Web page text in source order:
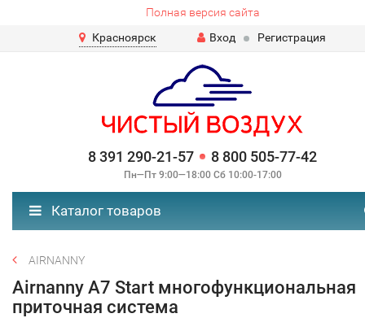
Полная версия сайта
Красноярск
Вход Регистрация
8 391 290-21-57 8 800 505-77-42
Пн—Пт 9:00—18:00 Сб 10:00-17:00
Каталог товаров
AIRNANNY
Airnanny A7 Start многофункциональная
приточная система